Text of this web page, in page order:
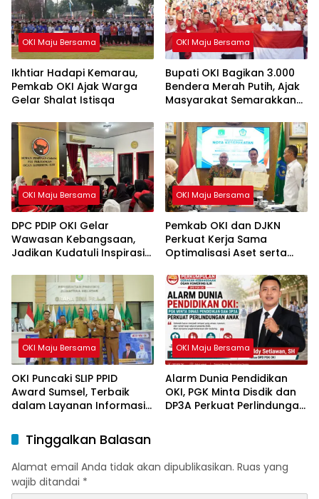
OKI Maju Bersama
Ikhtiar Hadapi Kemarau,
Pemkab OKI Ajak Warga
Gelar Shalat Istisqa
OKI Maju Bersama
Bupati OKI Bagikan 3.000
Bendera Merah Putih, Ajak
Masyarakat Semarakkan
OKI Maju Bersama
DPC PDIP OKI Gelar
Wawasan Kebangsaan,
Jadikan Kudatuli Inspirasi
OKI Maju Bersama
Pemkab OKI dan DJKN
Perkuat Kerja Sama
Optimalisasi Aset serta
OKI Maju Bersama
OKI Puncaki SLIP PPID
Award Sumsel, Terbaik
dalam Layanan Informasi
OKI Maju Bersama
Alarm Dunia Pendidikan
OKI, PGK Minta Disdik dan
DP3A Perkuat Perlindungan
Tinggalkan Balasan
Alamat email Anda tidak akan dipublikasikan. Ruas yang
wajib ditandai *